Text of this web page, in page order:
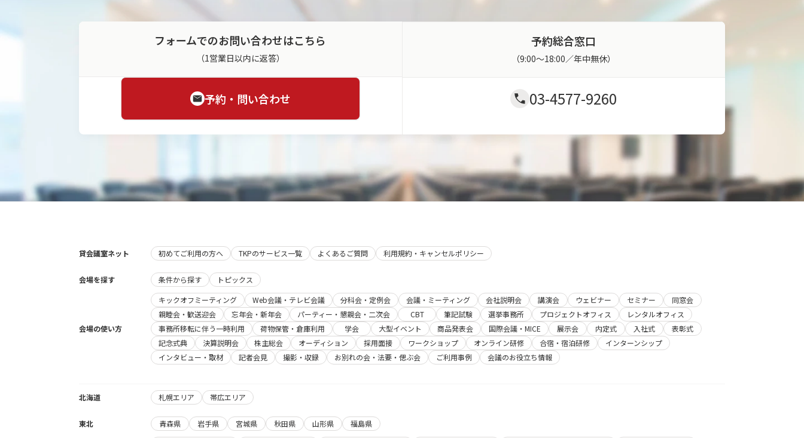
フォームでのお問い合わせはこちら
（1営業日以内に返答）
予約・問い合わせ
予約総合窓口
（9:00～18:00／年中無休）
03-4577-9260
貸会議室ネット 初めてご利用の方へ TKPのサービス一覧 よくあるご質問 利用規約・キャンセルポリシー
会場を探す 条件から探す トピックス
会場の使い方
キックオフミーティング Web会議・テレビ会議 分科会・定例会 会議・ミーティング 会社説明会 講演会 ウェビナー セミナー
同窓会
親睦会・歓送迎会
忘年会・新年会 パーティー・懇親会・二次会 CBT 筆記試験 選挙事務所 プロジェクトオフィス
レンタルオフィス
事務所移転に伴う一時利用
荷物保管・倉庫利用 学会 大型イベント 商品発表会 国際会議・MICE 展示会 内定式 入社式
表彰式
記念式典
決算説明会 株主総会 オーディション 採用面接 ワークショップ オンライン研修 合宿・宿泊研修
インターンシップ
インタビュー・取材
記者会見 撮影・収録 お別れの会・法要・偲ぶ会 ご利用事例 会議のお役立ち情報
北海道 札幌エリア 帯広エリア
東北 青森県 岩手県 宮城県 秋田県 山形県 福島県